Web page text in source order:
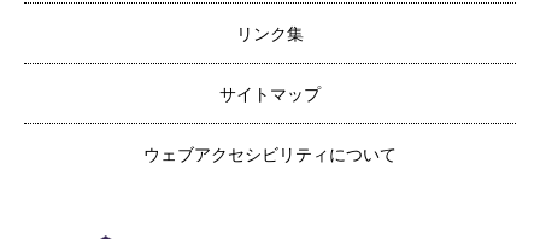
リンク集
サイトマップ
ウェブアクセシビリティについて